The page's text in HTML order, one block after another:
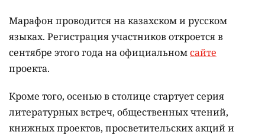
Марафон проводится на казахском и русском
языках. Регистрация участников откроется в
сентябре этого года на официальномсайте
проекта.
Кроме того, осенью в столице стартует серия
литературных встреч, общественных чтений,
книжных проектов, просветительских акций и